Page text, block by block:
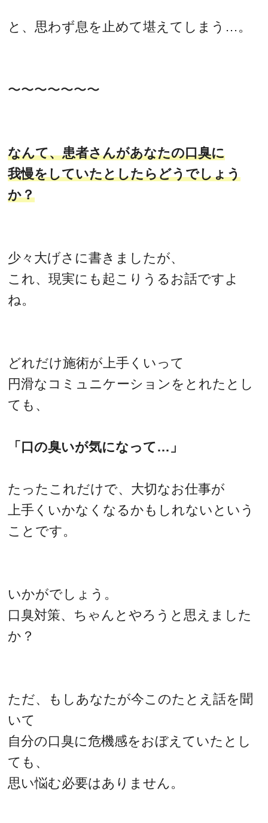
と、思わず息を止めて堪えてしまう…。
〜〜〜〜〜〜〜
なんて、患者さんがあなたの口臭に
我慢をしていたとしたらどうでしょう
か？
少々大げさに書きましたが、
これ、現実にも起こりうるお話ですよ
ね。
どれだけ施術が上手くいって
円滑なコミュニケーションをとれたとし
ても、
「口の臭いが気になって…」
たったこれだけで、大切なお仕事が
上手くいかなくなるかもしれないという
ことです。
いかがでしょう。
口臭対策、ちゃんとやろうと思えました
か？
ただ、もしあなたが今このたとえ話を聞
いて
自分の口臭に危機感をおぼえていたとし
ても、
思い悩む必要はありません。